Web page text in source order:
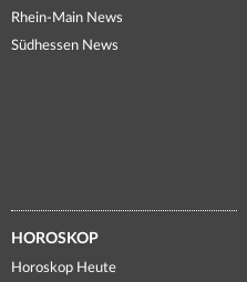
Rhein-Main News
Südhessen News
HOROSKOP
Horoskop Heute